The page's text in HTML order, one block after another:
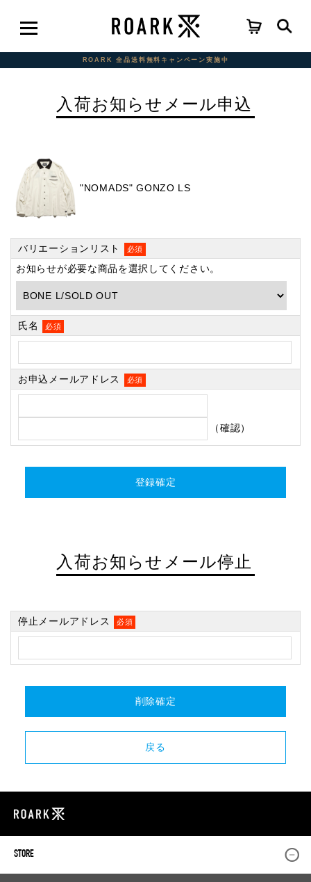
ROARK 全品送料無料キャンペーン実施中
入荷お知らせメール申込
"NOMADS" GONZO LS
バリエーションリスト 必須
お知らせが必要な商品を選択してください。
氏名 必須
お申込メールアドレス 必須
（確認）
入荷お知らせメール停止
停止メールアドレス 必須
STORE